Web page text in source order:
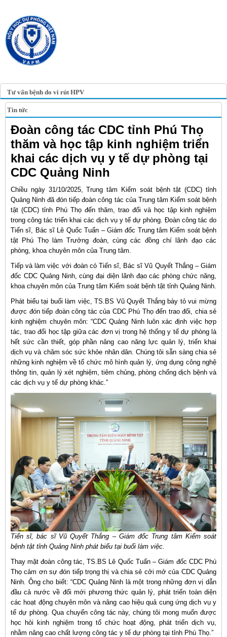
Tư vấn bệnh do vi rút HPV
Tin tức
Đoàn công tác CDC tỉnh Phú Thọ
thăm và học tập kinh nghiệm triển
khai các dịch vụ y tế dự phòng tại
CDC Quảng Ninh
Chiều ngày 31/10/2025, Trung tâm Kiểm soát bệnh tật (CDC) tỉnh
Quảng Ninh đã đón tiếp đoàn công tác của Trung tâm Kiểm soát bệnh
tật (CDC) tỉnh Phú Thọ đến thăm, trao đổi và học tập kinh nghiệm
trong công tác triển khai các dịch vụ y tế dự phòng. Đoàn công tác do
Tiến sĩ, Bác sĩ Lê Quốc Tuấn – Giám đốc Trung tâm Kiểm soát bệnh
tật Phú Thọ làm Trưởng đoàn, cùng các đồng chí lãnh đạo các
phòng, khoa chuyên môn của Trung tâm.
Tiếp và làm việc với đoàn có Tiến sĩ, Bác sĩ Vũ Quyết Thắng – Giám
đốc CDC Quảng Ninh, cùng đại diện lãnh đạo các phòng chức năng,
khoa chuyên môn của Trung tâm Kiểm soát bệnh tật tỉnh Quảng Ninh.
Phát biểu tại buổi làm việc, TS.BS Vũ Quyết Thắng bày tỏ vui mừng
được đón tiếp đoàn công tác của CDC Phú Thọ đến trao đổi, chia sẻ
kinh nghiệm chuyên môn: “CDC Quảng Ninh luôn xác định việc hợp
tác, trao đổi học tập giữa các đơn vị trong hệ thống y tế dự phòng là
hết sức cần thiết, góp phần nâng cao năng lực quản lý, triển khai
dịch vụ và chăm sóc sức khỏe nhân dân. Chúng tôi sẵn sàng chia sẻ
những kinh nghiệm về tổ chức mô hình quản lý, ứng dụng công nghệ
thông tin, quản lý xét nghiệm, tiêm chủng, phòng chống dịch bệnh và
các dịch vụ y tế dự phòng khác.”
Tiến sĩ, bác sĩ Vũ Quyết Thắng – Giám đốc Trung tâm Kiểm soát
bệnh tật tỉnh Quảng Ninh phát biểu tại buổi làm việc.
Thay mặt đoàn công tác, TS.BS Lê Quốc Tuấn – Giám đốc CDC Phú
Thọ cảm ơn sự đón tiếp trọng thị và chia sẻ cởi mở của CDC Quảng
Ninh. Ông cho biết: “CDC Quảng Ninh là một trong những đơn vị dẫn
đầu cả nước về đổi mới phương thức quản lý, phát triển toàn diện
các hoạt động chuyên môn và nâng cao hiệu quả cung ứng dịch vụ y
tế dự phòng. Qua chuyến công tác này, chúng tôi mong muốn được
học hỏi kinh nghiệm trong tổ chức hoạt động, phát triển dịch vụ,
nhằm nâng cao chất lượng công tác y tế dự phòng tại tỉnh Phú Thọ.”